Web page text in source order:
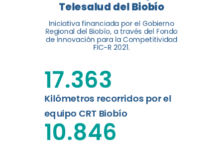
Telemedicina y Telesalud del
Biobío presenta el balance de
tres años acercando la salud
digital a los habitantes...
Leer más
Telesalud del Biobío
Iniciativa financiada por el Gobierno
Regional del Biobío, a través del Fondo
de Innovación para la Competitividad
FIC-R 2021.
Kilómetros recorridos por el
equipo CRT Biobío
17.363
10.846